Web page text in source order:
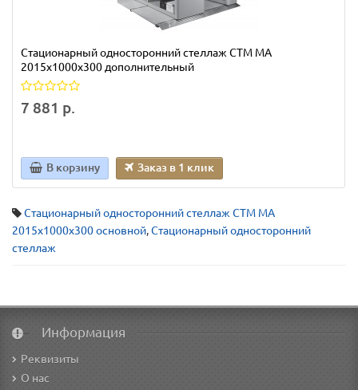
Стационарный односторонний стеллаж СТМ МА
2015х1000х300 дополнительный
7 881 р.
В корзину Заказ в 1 клик
Стационарный односторонний стеллаж СТМ МА
2015х1000х300 основной,Стационарный односторонний
стеллаж
Информация
Реквизиты
О нас